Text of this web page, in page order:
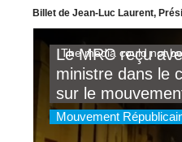
Billet de Jean-Luc Laurent,